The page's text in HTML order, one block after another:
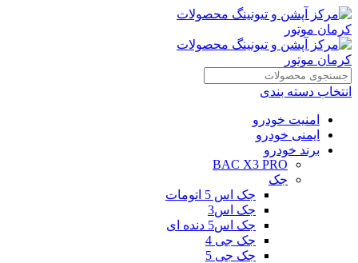
انتخاب دسته بندی
امنیت خودرو
ایمنی خودرو
برند خودرو
BAC X3 PRO
جک
جک اس 5 اتومات
جک اس3
جک اس5 دنده ای
جک جی 4
جک جی 5